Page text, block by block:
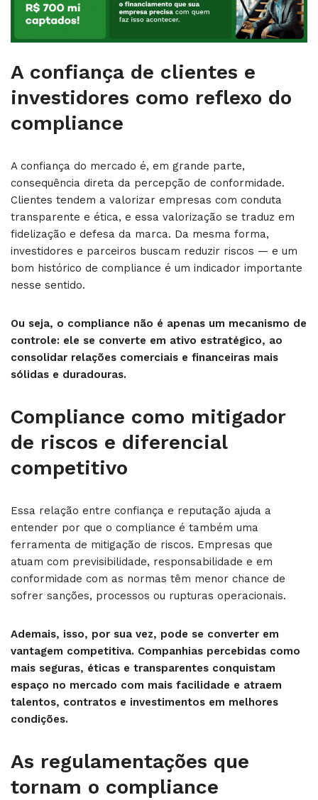
A confiança de clientes e
investidores como reflexo do
compliance
A confiança do mercado é, em grande parte,
consequência direta da percepção de conformidade.
Clientes tendem a valorizar empresas com conduta
transparente e ética, e essa valorização se traduz em
fidelização e defesa da marca. Da mesma forma,
investidores e parceiros buscam reduzir riscos — e um
bom histórico de compliance é um indicador importante
nesse sentido.
Ou seja, o compliance não é apenas um mecanismo de
controle: ele se converte em ativo estratégico, ao
consolidar relações comerciais e financeiras mais
sólidas e duradouras.
Compliance como mitigador
de riscos e diferencial
competitivo
Essa relação entre confiança e reputação ajuda a
entender por que o compliance é também uma
ferramenta de mitigação de riscos. Empresas que
atuam com previsibilidade, responsabilidade e em
conformidade com as normas têm menor chance de
sofrer sanções, processos ou rupturas operacionais.
Ademais, isso, por sua vez, pode se converter em
vantagem competitiva. Companhias percebidas como
mais seguras, éticas e transparentes conquistam
espaço no mercado com mais facilidade e atraem
talentos, contratos e investimentos em melhores
condições.
As regulamentações que
tornam o compliance